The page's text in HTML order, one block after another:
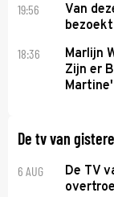
19:56
Van
18:36
Marlijn
Zijn er
Martine'
De tv van
6 AUG
De TV